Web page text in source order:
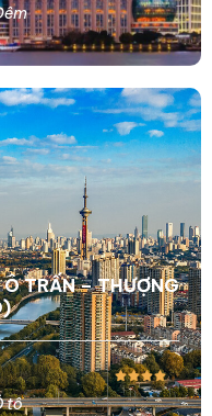
TRẤN – THƯỢNG
tô